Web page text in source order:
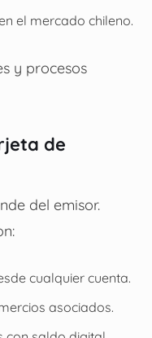
el mercado chileno.
y procesos
de
del emisor.
cualquier cuenta.
asociados.